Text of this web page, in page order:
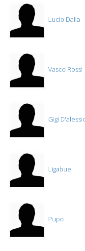
Lucio Dalla
Vasco Rossi
Gigi
Ligabue
Pupo